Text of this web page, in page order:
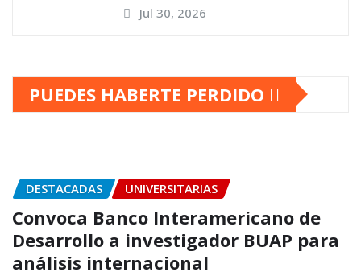
Jul 30, 2026
PUEDES HABERTE PERDIDO
DESTACADAS UNIVERSITARIAS
Convoca Banco Interamericano de
Desarrollo a investigador BUAP para
análisis internacional